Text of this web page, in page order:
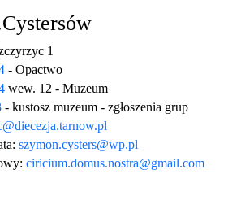
1
- Opactwo
wew. 12 - Muzeum
- kustosz muzeum - zgłoszenia grup
szymon.cysters@wp.pl
ciricium.domus.nostra@gmail.com